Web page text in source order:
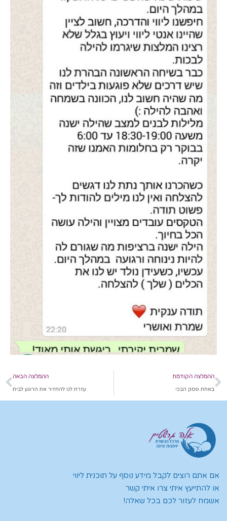
ההמלצה הקודמת
באחת פסק הבכי
ההמלצה הבאה
עזרת לנו להחזיר את הרוגע לבית
אם אתם רוצים לקבל מידע נוסף על תוכנית ליווי
או להתייעץ איתי צרו איתי קשר
אשמח לעזור לכם בכל שאלה!